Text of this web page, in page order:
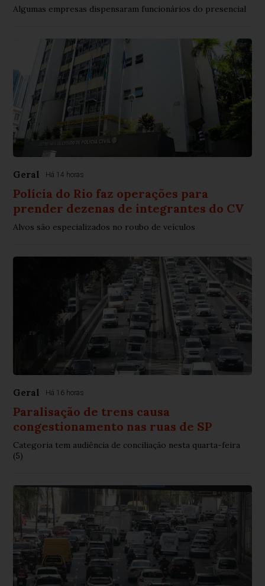
Algumas empresas dispensaram funcionários do presencial
Geral Há 14 horas
Polícia do Rio faz operações para
prender dezenas de integrantes do CV
Alvos são especializados no roubo de veículos
Geral Há 16 horas
Paralisação de trens causa
congestionamento nas ruas de SP
Categoria tem audiência de conciliação nesta quarta-feira
(5)